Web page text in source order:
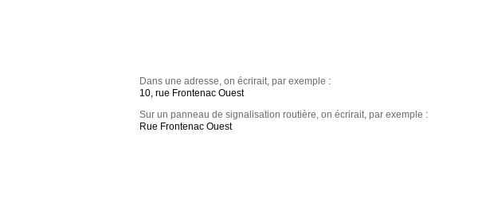
Dans une adresse, on écrirait, par exemple :
10, rue Frontenac Ouest
Sur un panneau de signalisation routière, on écrirait, par exemple :
Rue Frontenac Ouest